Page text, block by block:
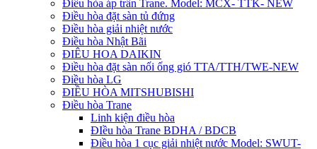
Điều hòa áp trần Trane. Model: MCX- TTK- NEW
Điều hòa đặt sàn tủ đứng
Điều hòa giải nhiệt nước
Điều hòa Nhật Bãi
ĐIÊU HOA DAIKIN
Điều hòa đặt sàn nối ống gió TTA/TTH/TWE-NEW
Điều hòa LG
ĐIỀU HÒA MITSHUBISHI
Điều hòa Trane
Linh kiện điều hòa
ĐIều hòa Trane BDHA / BDCB
Điều hòa 1 cục giải nhiệt nước Model: SWUT-